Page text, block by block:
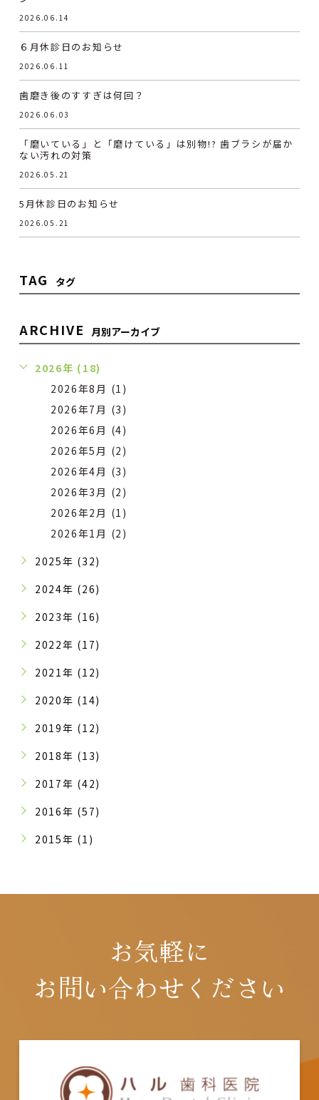
2026.06.14
６月休診日のお知らせ
2026.06.11
歯磨き後のすすぎは何回？
2026.06.03
「磨いている」と「磨けている」は別物!? 歯ブラシが届か
ない汚れの対策
2026.05.21
5月休診日のお知らせ
2026.05.21
TAG タグ
ARCHIVE 月別アーカイブ
2026年 (18)
2026年8月 (1)
2026年7月 (3)
2026年6月 (4)
2026年5月 (2)
2026年4月 (3)
2026年3月 (2)
2026年2月 (1)
2026年1月 (2)
2025年 (32)
2024年 (26)
2023年 (16)
2022年 (17)
2021年 (12)
2020年 (14)
2019年 (12)
2018年 (13)
2017年 (42)
2016年 (57)
2015年 (1)
お気軽に
お問い合わせください